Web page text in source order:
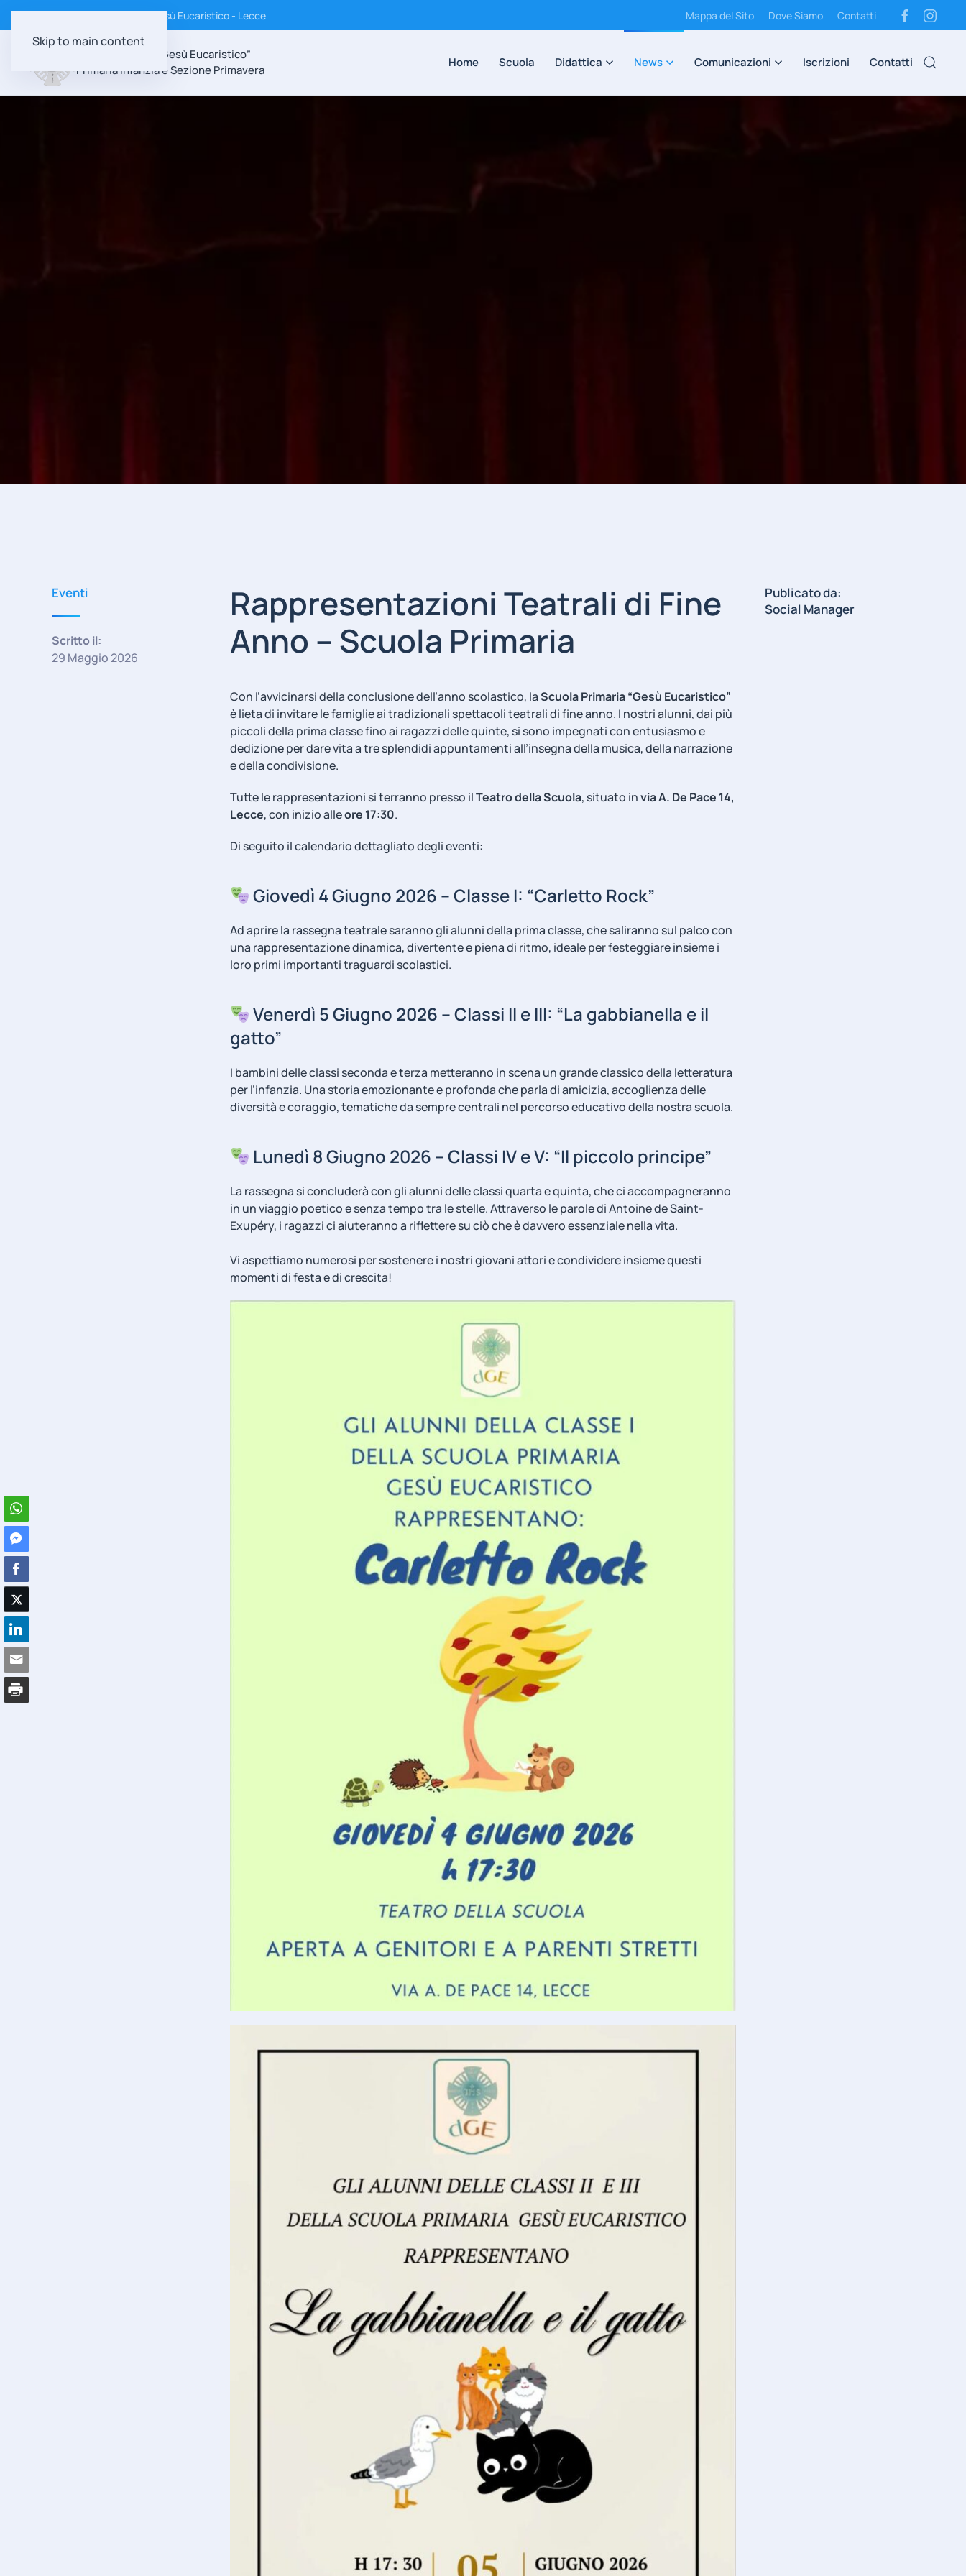
Skip to main content
Istituto Suore Discepole di Gesù Eucaristico - Lecce Mappa del Sito Dove Siamo Contatti
Scuola Paritaria “Gesù Eucaristico”
Primaria Infanzia e Sezione Primavera
Home Scuola Didattica News Comunicazioni Iscrizioni Contatti
Eventi
Scritto il:
29 Maggio 2026
Rappresentazioni Teatrali di Fine
Anno – Scuola Primaria
Con l’avvicinarsi della conclusione dell’anno scolastico, laScuola Primaria “Gesù Eucaristico”
è lieta di invitare le famiglie ai tradizionali spettacoli teatrali di fine anno. I nostri alunni, dai più
piccoli della prima classe fino ai ragazzi delle quinte, si sono impegnati con entusiasmo e
dedizione per dare vita a tre splendidi appuntamenti all’insegna della musica, della narrazione
e della condivisione.
Tutte le rappresentazioni si terranno presso ilTeatro della Scuola, situato invia A. De Pace 14,
Lecce, con inizio alleore 17:30.
Di seguito il calendario dettagliato degli eventi:
Giovedì 4 Giugno 2026 – Classe I: “Carletto Rock”
Ad aprire la rassegna teatrale saranno gli alunni della prima classe, che saliranno sul palco con
una rappresentazione dinamica, divertente e piena di ritmo, ideale per festeggiare insieme i
loro primi importanti traguardi scolastici.
Venerdì 5 Giugno 2026 – Classi II e III: “La gabbianella e il
gatto”
I bambini delle classi seconda e terza metteranno in scena un grande classico della letteratura
per l’infanzia. Una storia emozionante e profonda che parla di amicizia, accoglienza delle
diversità e coraggio, tematiche da sempre centrali nel percorso educativo della nostra scuola.
Lunedì 8 Giugno 2026 – Classi IV e V: “Il piccolo principe”
La rassegna si concluderà con gli alunni delle classi quarta e quinta, che ci accompagneranno
in un viaggio poetico e senza tempo tra le stelle. Attraverso le parole di Antoine de Saint-
Exupéry, i ragazzi ci aiuteranno a riflettere su ciò che è davvero essenziale nella vita.
Vi aspettiamo numerosi per sostenere i nostri giovani attori e condividere insieme questi
momenti di festa e di crescita!
Publicato da:
Social Manager